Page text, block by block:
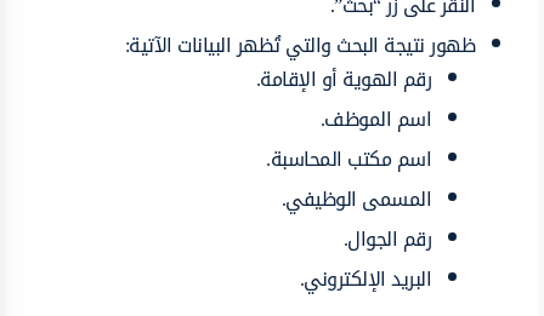
ظهور نتيجة البحث والتي تُظهر البيانات الآتية:
رقم الهوية أو الإقامة.
اسم الموظف.
اسم مكتب المحاسبة.
المسمى الوظيفي.
رقم الجوال.
البريد الإلكتروني.